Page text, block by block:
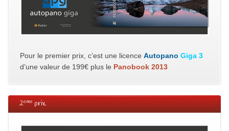
Pour le premier prix, c’est une licence Autopano Giga 3
d’une valeur de 199€ plus le Panobook 2013
2emeprix.